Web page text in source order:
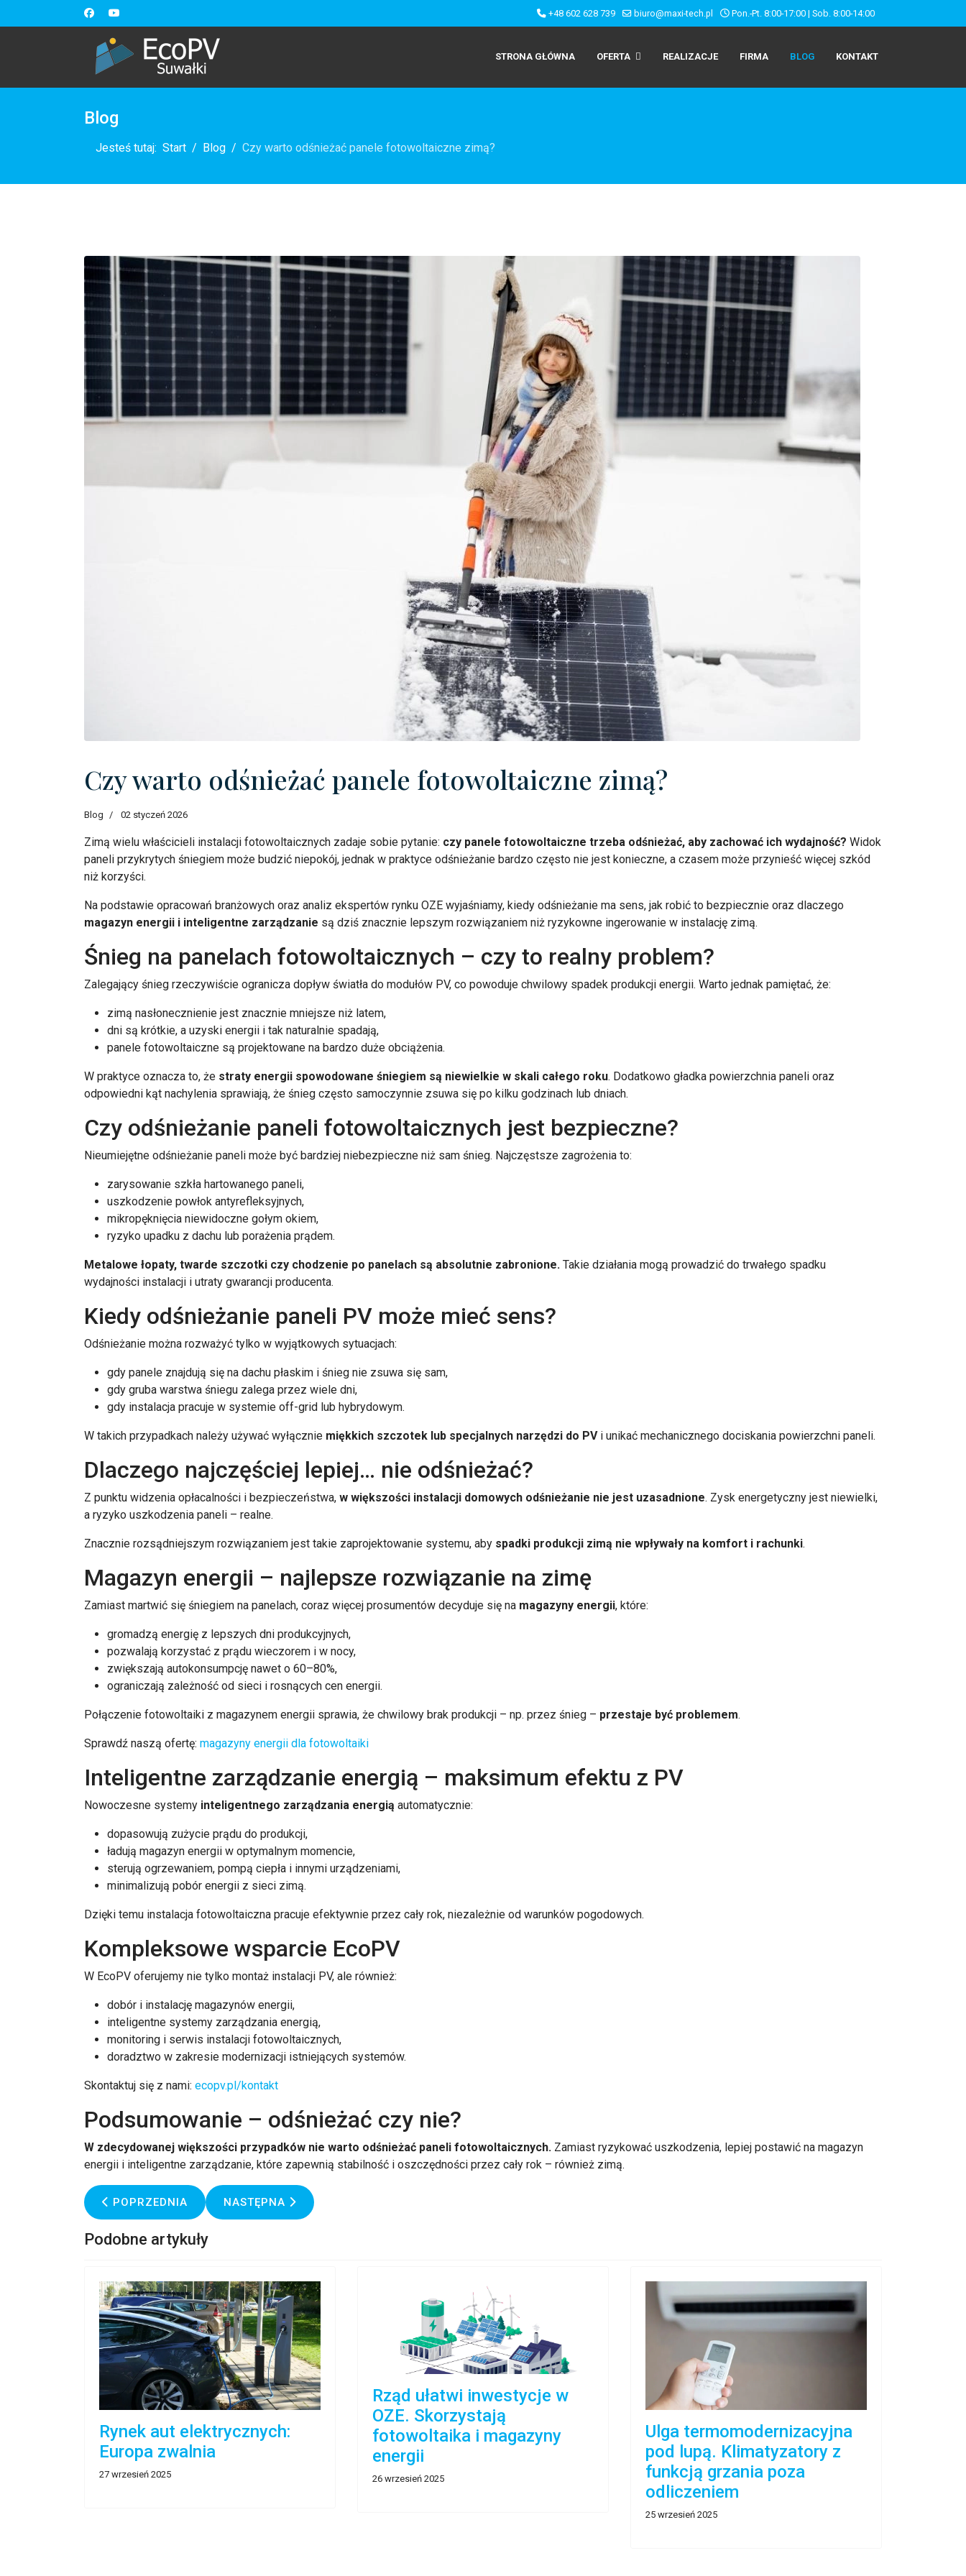
+48 602 628 739 biuro@maxi-tech.pl Pon.-Pt. 8:00-17:00 | Sob. 8:00-14:00
STRONA GŁÓWNA OFERTA REALIZACJE FIRMA BLOG KONTAKT
Blog
Jesteś tutaj: Start Blog Czy warto odśnieżać panele fotowoltaiczne zimą?
Czy warto odśnieżać panele fotowoltaiczne zimą?
Blog 02 styczeń 2026
Zimą wielu właścicieli instalacji fotowoltaicznych zadaje sobie pytanie: czy panele fotowoltaiczne trzeba odśnieżać, aby zachować ich wydajność? Widok
paneli przykrytych śniegiem może budzić niepokój, jednak w praktyce odśnieżanie bardzo często nie jest konieczne, a czasem może przynieść więcej szkód
niż korzyści.
Na podstawie opracowań branżowych oraz analiz ekspertów rynku OZE wyjaśniamy, kiedy odśnieżanie ma sens, jak robić to bezpiecznie oraz dlaczego
magazyn energii i inteligentne zarządzanie są dziś znacznie lepszym rozwiązaniem niż ryzykowne ingerowanie w instalację zimą.
Śnieg na panelach fotowoltaicznych – czy to realny problem?
Zalegający śnieg rzeczywiście ogranicza dopływ światła do modułów PV, co powoduje chwilowy spadek produkcji energii. Warto jednak pamiętać, że:
zimą nasłonecznienie jest znacznie mniejsze niż latem,
dni są krótkie, a uzyski energii i tak naturalnie spadają,
panele fotowoltaiczne są projektowane na bardzo duże obciążenia.
W praktyce oznacza to, że straty energii spowodowane śniegiem są niewielkie w skali całego roku. Dodatkowo gładka powierzchnia paneli oraz
odpowiedni kąt nachylenia sprawiają, że śnieg często samoczynnie zsuwa się po kilku godzinach lub dniach.
Czy odśnieżanie paneli fotowoltaicznych jest bezpieczne?
Nieumiejętne odśnieżanie paneli może być bardziej niebezpieczne niż sam śnieg. Najczęstsze zagrożenia to:
zarysowanie szkła hartowanego paneli,
uszkodzenie powłok antyrefleksyjnych,
mikropęknięcia niewidoczne gołym okiem,
ryzyko upadku z dachu lub porażenia prądem.
Metalowe łopaty, twarde szczotki czy chodzenie po panelach są absolutnie zabronione. Takie działania mogą prowadzić do trwałego spadku
wydajności instalacji i utraty gwarancji producenta.
Kiedy odśnieżanie paneli PV może mieć sens?
Odśnieżanie można rozważyć tylko w wyjątkowych sytuacjach:
gdy panele znajdują się na dachu płaskim i śnieg nie zsuwa się sam,
gdy gruba warstwa śniegu zalega przez wiele dni,
gdy instalacja pracuje w systemie off-grid lub hybrydowym.
W takich przypadkach należy używać wyłącznie miękkich szczotek lub specjalnych narzędzi do PVi unikać mechanicznego dociskania powierzchni paneli.
Dlaczego najczęściej lepiej… nie odśnieżać?
Z punktu widzenia opłacalności i bezpieczeństwa, w większości instalacji domowych odśnieżanie nie jest uzasadnione. Zysk energetyczny jest niewielki,
a ryzyko uszkodzenia paneli – realne.
Znacznie rozsądniejszym rozwiązaniem jest takie zaprojektowanie systemu, aby spadki produkcji zimą nie wpływały na komfort i rachunki.
Magazyn energii – najlepsze rozwiązanie na zimę
Zamiast martwić się śniegiem na panelach, coraz więcej prosumentów decyduje się na magazyny energii, które:
gromadzą energię z lepszych dni produkcyjnych,
pozwalają korzystać z prądu wieczorem i w nocy,
zwiększają autokonsumpcję nawet o 60–80%,
ograniczają zależność od sieci i rosnących cen energii.
Połączenie fotowoltaiki z magazynem energii sprawia, że chwilowy brak produkcji – np. przez śnieg – przestaje być problemem.
Sprawdź naszą ofertę: magazyny energii dla fotowoltaiki
Inteligentne zarządzanie energią – maksimum efektu z PV
Nowoczesne systemy inteligentnego zarządzania energią automatycznie:
dopasowują zużycie prądu do produkcji,
ładują magazyn energii w optymalnym momencie,
sterują ogrzewaniem, pompą ciepła i innymi urządzeniami,
minimalizują pobór energii z sieci zimą.
Dzięki temu instalacja fotowoltaiczna pracuje efektywnie przez cały rok, niezależnie od warunków pogodowych.
Kompleksowe wsparcie EcoPV
W EcoPV oferujemy nie tylko montaż instalacji PV, ale również:
dobór i instalację magazynów energii,
inteligentne systemy zarządzania energią,
monitoring i serwis instalacji fotowoltaicznych,
doradztwo w zakresie modernizacji istniejących systemów.
Skontaktuj się z nami: ecopv.pl/kontakt
Podsumowanie – odśnieżać czy nie?
W zdecydowanej większości przypadków nie warto odśnieżać paneli fotowoltaicznych. Zamiast ryzykować uszkodzenia, lepiej postawić na magazyn
energii i inteligentne zarządzanie, które zapewnią stabilność i oszczędności przez cały rok – również zimą.
POPRZEDNIA STRONA: DOTACJE NA FOTOWOLTAIKĘ 2026: KOMPLETNY PRZEWODNIK PO PROGRAMACH MÓJ PRĄD 7.0 I CZYSTE POWIETRZE
POPRZEDNIA NASTĘPNA STRONA: DOTACJE ARIMR NA OZE DLA ROLNIKÓW: KTO SKORZYSTA I NA JAKICH ZASADACH?
NASTĘPNA
Podobne artykuły
Rynek aut elektrycznych:
Europa zwalnia
27 wrzesień 2025
Rząd ułatwi inwestycje w
OZE. Skorzystają
fotowoltaika i magazyny
energii
26 wrzesień 2025
Ulga termomodernizacyjna
pod lupą. Klimatyzatory z
funkcją grzania poza
odliczeniem
25 wrzesień 2025